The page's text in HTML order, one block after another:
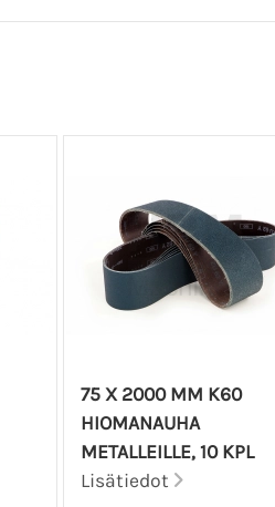
75 X 2000 MM K60
HIOMANAUHA
METALLEILLE, 10 KPL
Lisätiedot